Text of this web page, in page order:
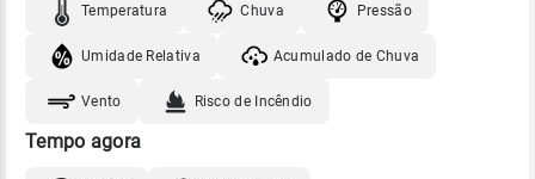
Temperatura Chuva Pressão
Umidade Relativa Acumulado de Chuva
Vento Risco de Incêndio
Tempo agora